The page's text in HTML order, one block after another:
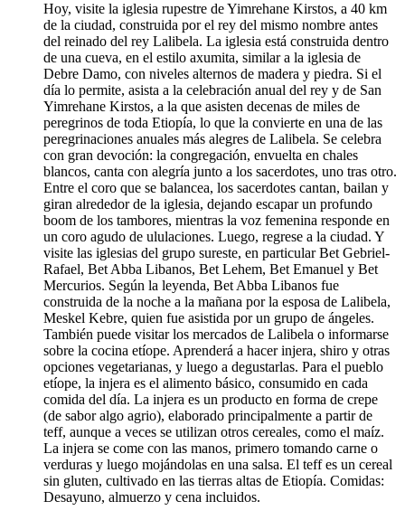
Hoy, visite la iglesia rupestre de Yimrehane Kirstos, a 40 km
de la ciudad, construida por el rey del mismo nombre antes
del reinado del rey Lalibela. La iglesia está construida dentro
de una cueva, en el estilo axumita, similar a la iglesia de
Debre Damo, con niveles alternos de madera y piedra. Si el
día lo permite, asista a la celebración anual del rey y de San
Yimrehane Kirstos, a la que asisten decenas de miles de
peregrinos de toda Etiopía, lo que la convierte en una de las
peregrinaciones anuales más alegres de Lalibela. Se celebra
con gran devoción: la congregación, envuelta en chales
blancos, canta con alegría junto a los sacerdotes, uno tras otro.
Entre el coro que se balancea, los sacerdotes cantan, bailan y
giran alrededor de la iglesia, dejando escapar un profundo
boom de los tambores, mientras la voz femenina responde en
un coro agudo de ululaciones. Luego, regrese a la ciudad. Y
visite las iglesias del grupo sureste, en particular Bet Gebriel-
Rafael, Bet Abba Libanos, Bet Lehem, Bet Emanuel y Bet
Mercurios. Según la leyenda, Bet Abba Libanos fue
construida de la noche a la mañana por la esposa de Lalibela,
Meskel Kebre, quien fue asistida por un grupo de ángeles.
También puede visitar los mercados de Lalibela o informarse
sobre la cocina etíope. Aprenderá a hacer injera, shiro y otras
opciones vegetarianas, y luego a degustarlas. Para el pueblo
etíope, la injera es el alimento básico, consumido en cada
comida del día. La injera es un producto en forma de crepe
(de sabor algo agrio), elaborado principalmente a partir de
teff, aunque a veces se utilizan otros cereales, como el maíz.
La injera se come con las manos, primero tomando carne o
verduras y luego mojándolas en una salsa. El teff es un cereal
sin gluten, cultivado en las tierras altas de Etiopía. Comidas:
Desayuno, almuerzo y cena incluidos.